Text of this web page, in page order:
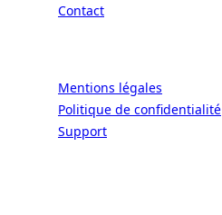
Contact
Mentions légales
Politique de confidentialité
Support